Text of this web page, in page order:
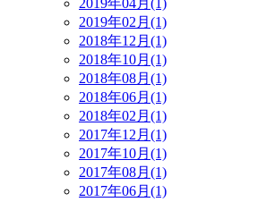
2019年04月(1)
2019年02月(1)
2018年12月(1)
2018年10月(1)
2018年08月(1)
2018年06月(1)
2018年02月(1)
2017年12月(1)
2017年10月(1)
2017年08月(1)
2017年06月(1)